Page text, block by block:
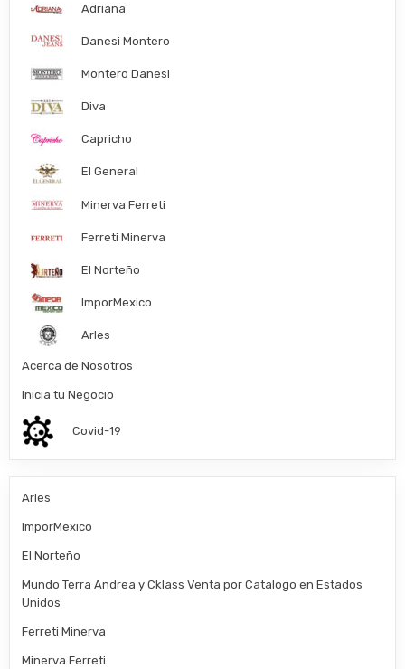
Adriana
Danesi Montero
Montero Danesi
Diva
Capricho
El General
Minerva Ferreti
Ferreti Minerva
El Norteño
ImporMexico
Arles
Acerca de Nosotros
Inicia tu Negocio
Covid-19
Arles
ImporMexico
El Norteño
Mundo Terra Andrea y Cklass Venta por Catalogo en Estados
Unidos
Ferreti Minerva
Minerva Ferreti